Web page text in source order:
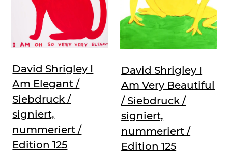
David Shrigley I
Am Elegant /
Siebdruck /
signiert,
nummeriert /
Edition 125
David Shrigley I
Am Very Beautiful
/ Siebdruck /
signiert,
nummeriert /
Edition 125